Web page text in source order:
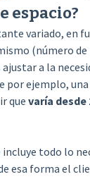
espacio?
variado, en
(número
a la
por ejemplo,
que varía desde
todo lo
esa forma el